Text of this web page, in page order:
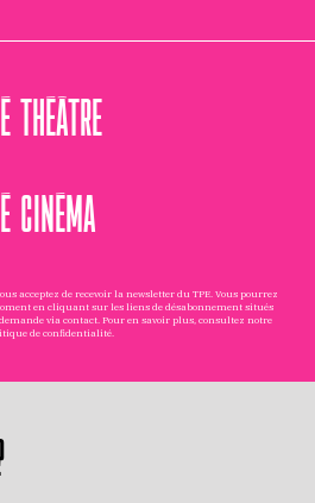
THÉÂTRE
CINÉMA
acceptez de recevoir la newsletter du TPE. Vous pourrez
en cliquant sur les liens de désabonnement situés
viacontact. Pour en savoir plus, consultez notre
de confidentialité.